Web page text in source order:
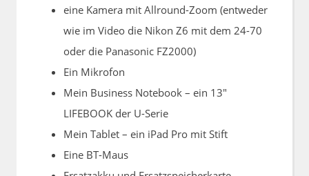
eine Kamera mit Allround-Zoom (entweder
wie im Video die Nikon Z6 mit dem 24-70
oder die Panasonic FZ2000)
Ein Mikrofon
Mein Business Notebook – ein 13″
LIFEBOOK der U-Serie
Mein Tablet – ein iPad Pro mit Stift
Eine BT-Maus